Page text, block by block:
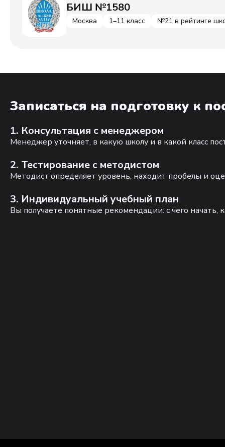
БИШ №1580
Москва 1–11 класс №21 в рейтинге
Записаться на подготовку к
1. Консультация с менеджером
Менеджер уточняет, в какую школу и в какой класс
2. Тестирование с методистом
Методист определяет уровень, находит пробелы и
3. Индивидуальный учебный план
Вы получаете понятные рекомендации: с чего начать,